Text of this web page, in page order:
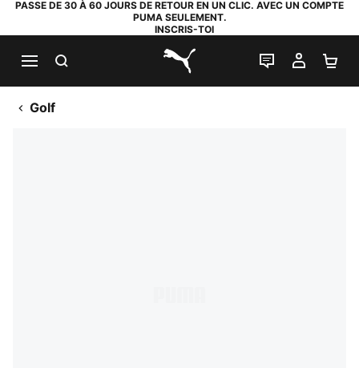
PASSE DE 30 À 60 JOURS DE RETOUR EN UN CLIC. AVEC UN COMPTE
PUMA SEULEMENT.
INSCRIS-TOI
PUMA.com
LIVE CHAT
MON
Golf